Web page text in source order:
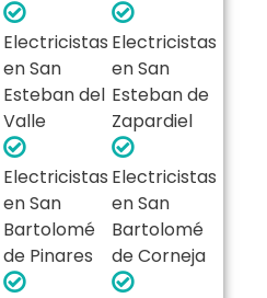
Electricistas
en San
Esteban del
Valle
Electricistas
en San
Esteban de
Zapardiel
Electricistas
en San
Bartolomé
de Pinares
Electricistas
en San
Bartolomé
de Corneja